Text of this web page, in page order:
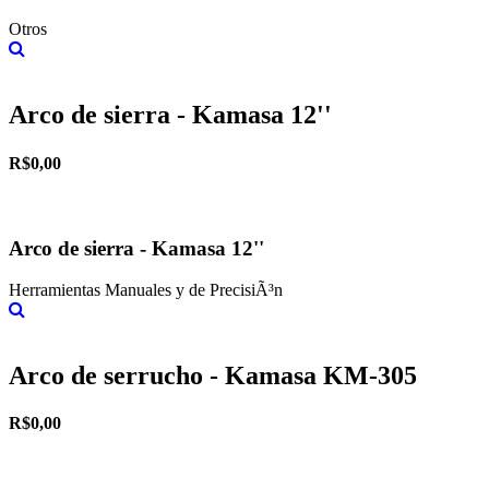
Otros
Arco de sierra - Kamasa 12''
R$0,00
Arco de sierra - Kamasa 12''
Herramientas Manuales y de PrecisiÃ³n
Arco de serrucho - Kamasa KM-305
R$0,00